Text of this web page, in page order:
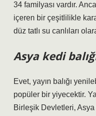
34 familyası vardır.
içeren bir çeşitlilikle
düz tatlı su canlıları
Asya kedi
Evet, yayın balığı
popüler bir yiyecektir.
Birleşik Devletleri, Asya